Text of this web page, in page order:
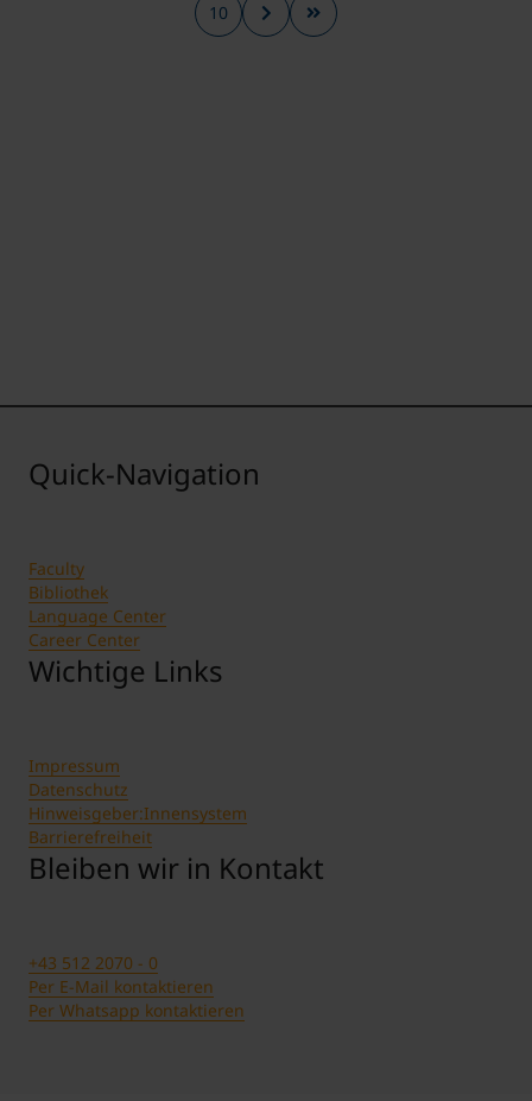
10
Quick-Navigation
Faculty
Bibliothek
Language Center
Career Center
Wichtige Links
Impressum
Datenschutz
Hinweisgeber:Innensystem
Barrierefreiheit
Bleiben wir in Kontakt
+43 512 2070 - 0
Per E-Mail kontaktieren
Per Whatsapp kontaktieren